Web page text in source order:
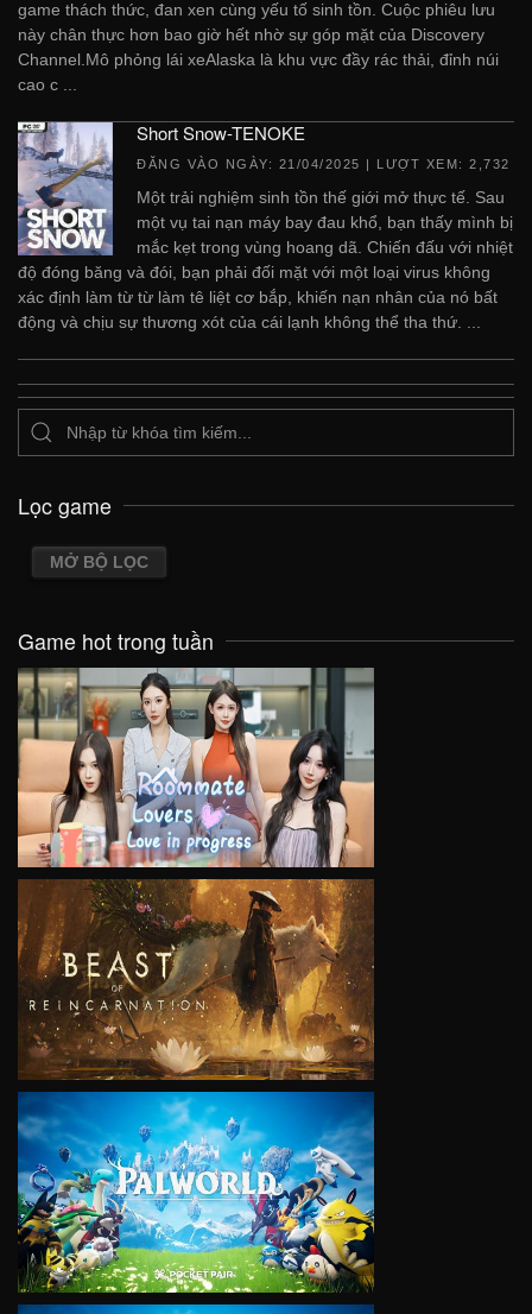
game thách thức, đan xen cùng yếu tố sinh tồn. Cuộc phiêu lưu
này chân thực hơn bao giờ hết nhờ sự góp mặt của Discovery
Channel.Mô phỏng lái xeAlaska là khu vực đầy rác thải, đỉnh núi
cao c ...
Short Snow-TENOKE
ĐĂNG VÀO NGÀY: 21/04/2025 | LƯỢT XEM: 2,732
Một trải nghiệm sinh tồn thế giới mở thực tế. Sau
một vụ tai nạn máy bay đau khổ, bạn thấy mình bị
mắc kẹt trong vùng hoang dã. Chiến đấu với nhiệt
độ đóng băng và đói, bạn phải đối mặt với một loại virus không
xác định làm từ từ làm tê liệt cơ bắp, khiến nạn nhân của nó bất
động và chịu sự thương xót của cái lạnh không thể tha thứ. ...
Lọc game
MỞ BỘ LỌC
Game hot trong tuần
VIEW
VIEW
VIEW